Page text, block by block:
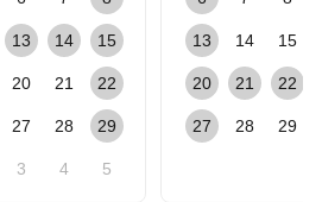
13 14 15
20 21 22
27 28 29
3 4 5
13 14 15
20 21 22
27 28 29